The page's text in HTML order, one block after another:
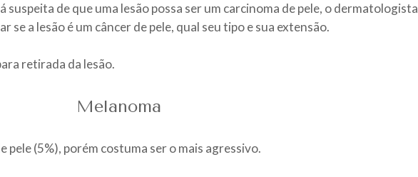
de que uma lesão possa ser um carcinoma de pele, o dermatologista
se a lesão é um câncer de pele, qual seu tipo e sua extensão.
retirada da lesão.
Melanoma
pele (5%), porém costuma ser o mais agressivo.